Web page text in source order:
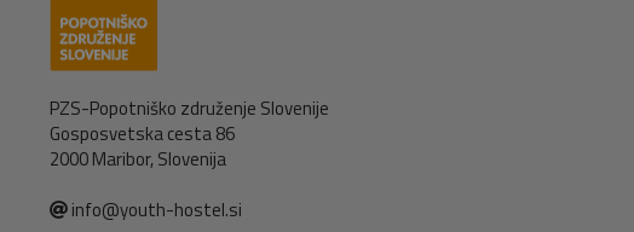
PZS-Popotniško združenje Slovenije
Gosposvetska cesta 86
2000 Maribor, Slovenija
info@youth-hostel.si